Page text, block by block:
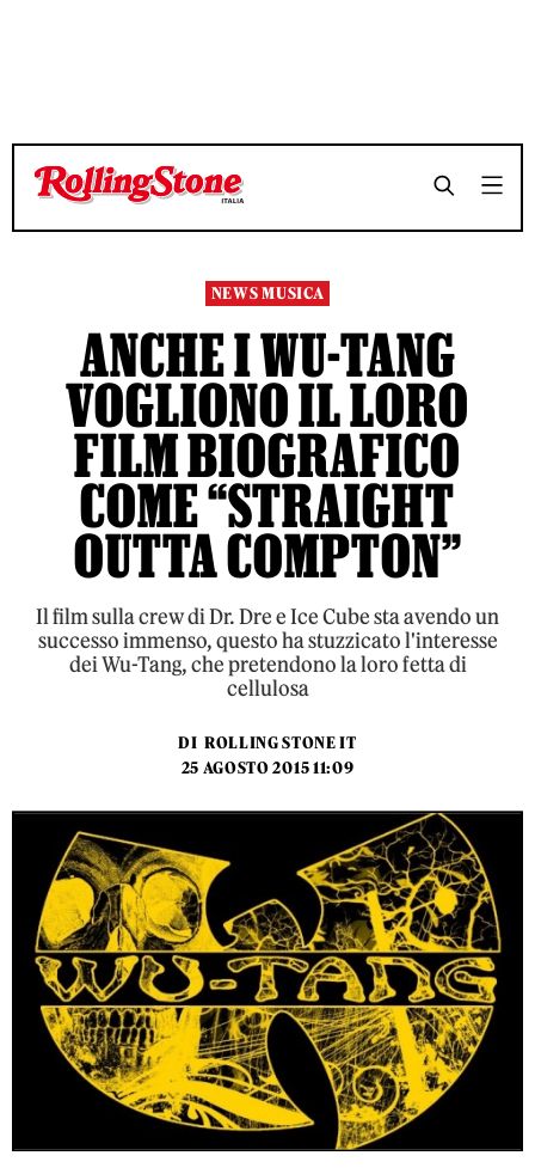
TEMPO DI LETTURA 3 MINUTI SHARE
TEMPO DI LETTURA 3 MINUTI SHARE
NEWS MUSICA
ANCHE I WU-TANG
VOGLIONO IL LORO
FILM BIOGRAFICO
COME “STRAIGHT
OUTTA COMPTON”
Il film sulla crew di Dr. Dre e Ice Cube sta avendo un
successo immenso, questo ha stuzzicato l'interesse
dei Wu-Tang, che pretendono la loro fetta di
cellulosa
DI ROLLING STONE IT
25 AGOSTO 2015 11:09